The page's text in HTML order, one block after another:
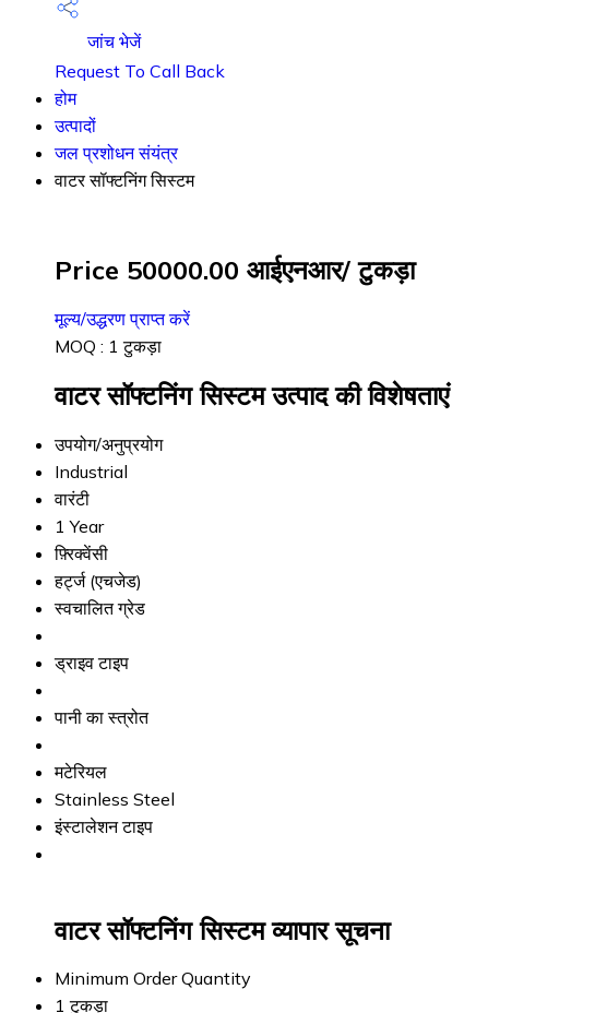
जांच भेजें
Request To Call Back
होम
उत्पादों
जल प्रशोधन संयंत्र
वाटर सॉफ्टनिंग सिस्टम
Price 50000.00 आईएनआर/ टुकड़ा
मूल्य/उद्धरण प्राप्त करें
MOQ : 1 टुकड़ा
वाटर सॉफ्टनिंग सिस्टम उत्पाद की विशेषताएं
उपयोग/अनुप्रयोग
Industrial
वारंटी
1 Year
फ़्रिक्वेंसी
हर्ट्ज (एचजेड)
स्वचालित ग्रेड
ड्राइव टाइप
पानी का स्त्रोत
मटेरियल
Stainless Steel
इंस्टालेशन टाइप
वाटर सॉफ्टनिंग सिस्टम व्यापार सूचना
Minimum Order Quantity
1 टुकड़ा